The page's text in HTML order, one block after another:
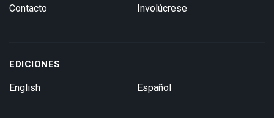
Contacto Involúcrese
EDICIONES
English Español